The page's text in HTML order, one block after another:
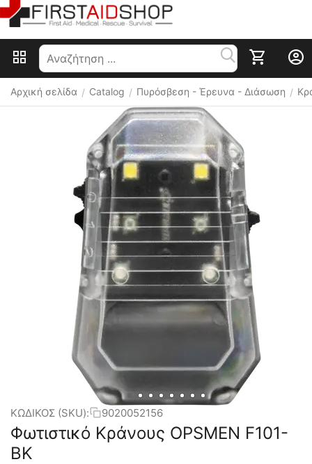
Αρχική σελίδα / Catalog / Πυρόσβεση - Έρευνα - Διάσωση /
ΚΩΔΙΚΟΣ (SKU): 9020052156
Φωτιστικό Κράνους OPSMEN F101-
BK